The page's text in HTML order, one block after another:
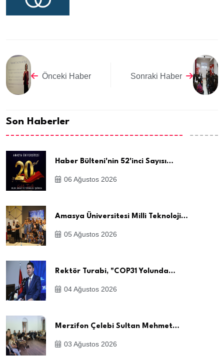
Önceki Haber Sonraki Haber
Son Haberler
Haber Bülteni'nin 52'inci Sayısı…
06 Ağustos 2026
Amasya Üniversitesi Milli Teknoloji…
05 Ağustos 2026
Rektör Turabi, "COP31 Yolunda…
04 Ağustos 2026
Merzifon Çelebi Sultan Mehmet…
03 Ağustos 2026